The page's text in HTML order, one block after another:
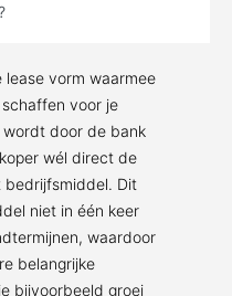
lease vorm waarmee
voor je
wordt door de bank
wél direct de
bedrijfsmiddel. Dit
niet in één keer
waardoor
belangrijke
bijvoorbeeld groei